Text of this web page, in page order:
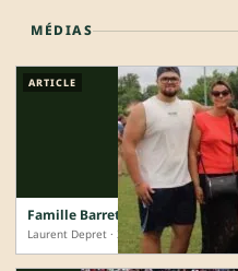
MÉDIAS
ARTICLE
Famille Barret : bon sang ne
Laurent Depret · 3 sem.